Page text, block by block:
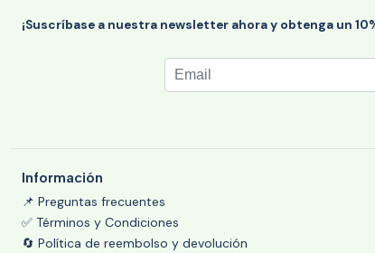
¡Suscríbase a nuestra newsletter ahora y obtenga un
Información
📌 Preguntas frecuentes
✅ Términos y Condiciones
🔄 Política de reembolso y devolución